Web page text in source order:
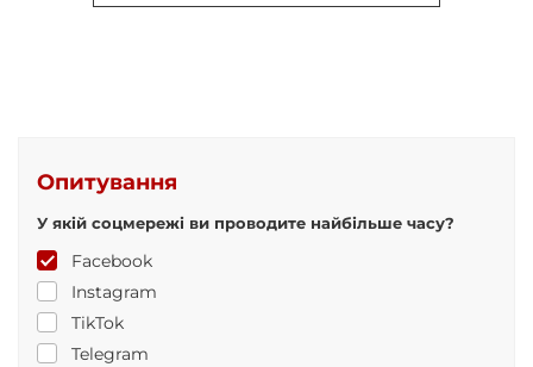
Опитування
У якій соцмережі ви проводите найбільше часу?
Facebook
Instagram
TikTok
Telegram